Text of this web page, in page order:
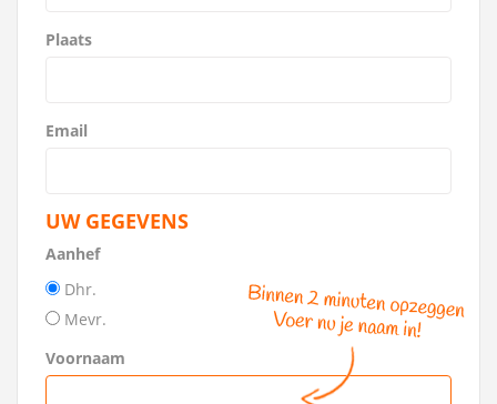
Plaats
Email
UW GEGEVENS
Aanhef
Dhr.
Mevr.
Voornaam